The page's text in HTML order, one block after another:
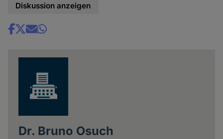
Diskussion anzeigen
Share
Dr. Bruno Osuch